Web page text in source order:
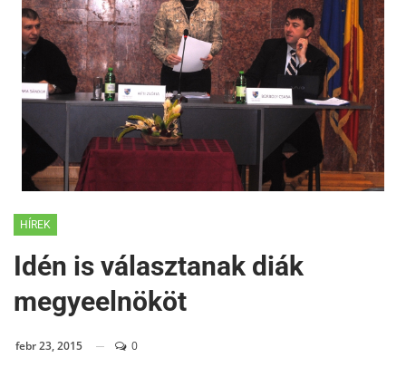
HÍREK
Idén is választanak diák
megyeelnököt
febr 23, 2015 0